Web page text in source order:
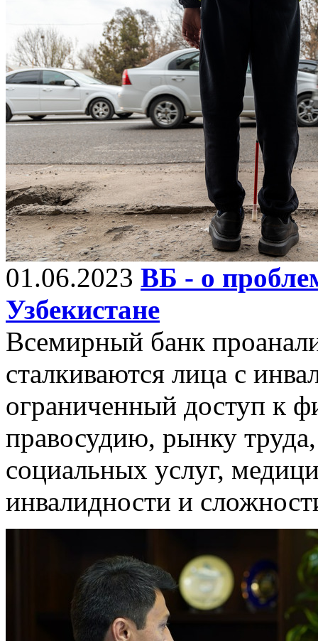
01.06.2023 ВБ - о
Узбекистане
Всемирный банк
сталкиваются лица с
ограниченный доступ к
правосудию, рынку
социальных услуг,
инвалидности и